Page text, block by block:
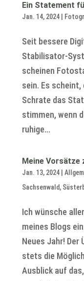
Ein Statement
Jan. 14, 2024|
Seit bessere
Stabilisator-
scheinen
sein. Es
Schrate das
stimmen, wenn
ruhige...
Meine Vorsätze
Jan. 13, 2024|
Sachsenwald,
Ich wünsche
meines Blogs
Neues Jahr! Der
stets die
Ausblick auf